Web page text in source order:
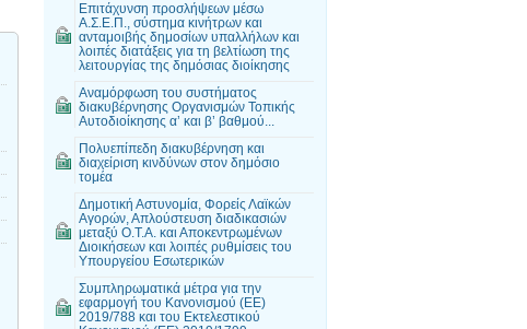
Επιτάχυνση προσλήψεων μέσω
Α.Σ.Ε.Π., σύστημα κινήτρων και
ανταμοιβής δημοσίων υπαλλήλων και
λοιπές διατάξεις για τη βελτίωση της
λειτουργίας της δημόσιας διοίκησης
Αναμόρφωση του συστήματος
διακυβέρνησης Οργανισμών Τοπικής
Αυτοδιοίκησης α’ και β’ βαθμού...
Πολυεπίπεδη διακυβέρνηση και
διαχείριση κινδύνων στον δημόσιο
τομέα
Δημοτική Αστυνομία, Φορείς Λαϊκών
Αγορών, Απλούστευση διαδικασιών
μεταξύ Ο.Τ.Α. και Αποκεντρωμένων
Διοικήσεων και λοιπές ρυθμίσεις του
Υπουργείου Εσωτερικών
Συμπληρωματικά μέτρα για την
εφαρμογή του Κανονισμού (ΕΕ)
2019/788 και του Εκτελεστικού